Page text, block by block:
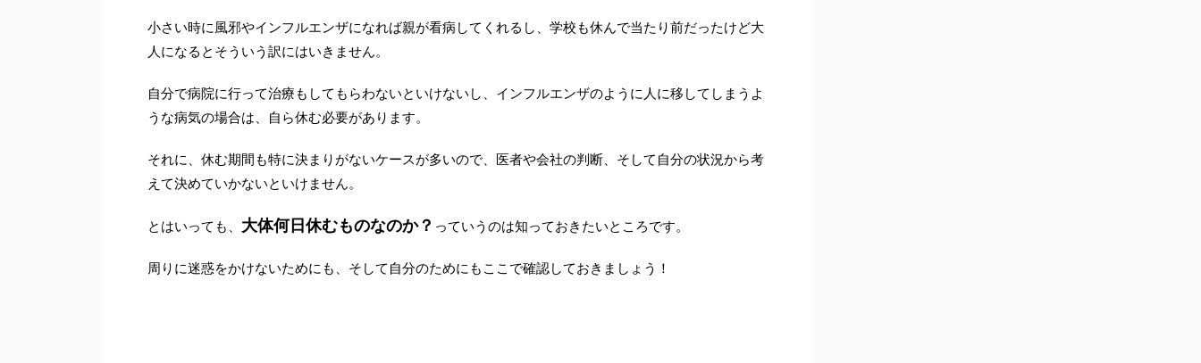
小さい時に風邪やインフルエンザになれば親が看病してくれるし、学校も休んで当たり前だったけど大
人になるとそういう訳にはいきません。
自分で病院に行って治療もしてもらわないといけないし、インフルエンザのように人に移してしまうよ
うな病気の場合は、自ら休む必要があります。
それに、休む期間も特に決まりがないケースが多いので、 医者や会社の判断、そして自分の状況から考
えて決めていかないといけません。
とはいっても、 大体何日休むものなのか？ っていうのは知っておきたいところです。
周りに迷惑をかけないためにも、そして自分のためにもここで確認しておきましょう！